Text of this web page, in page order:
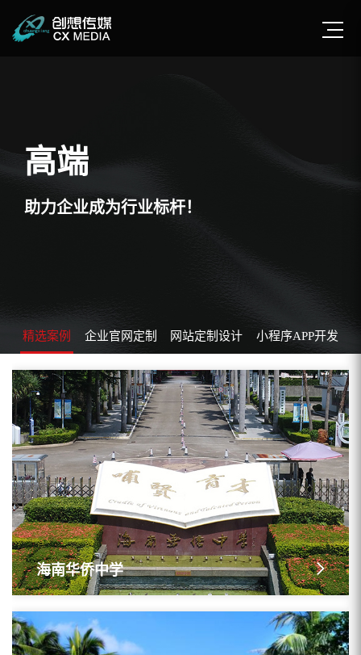
高端
助力企业成为行业标杆！
精选案例 企业官网定制 网站定制设计 小程序APP开发
海南华侨中学